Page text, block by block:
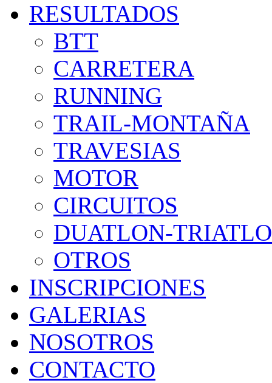
RESULTADOS
BTT
CARRETERA
RUNNING
TRAIL-MONTAÑA
TRAVESIAS
MOTOR
CIRCUITOS
DUATLON-
OTROS
INSCRIPCIONES
GALERIAS
NOSOTROS
CONTACTO